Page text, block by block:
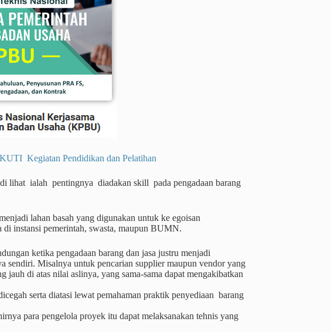
Kegiatan Pendidikan dan Pelatihan
lihat ialah pentingnya diadakan skill pada pengadaan barang
lahan basah yang digunakan untuk ke egoisan
di instansi pemerintah, swasta, maupun BUMN.
ketika pengadaan barang dan jasa justru menjadi
sendiri. Misalnya untuk pencarian supplier maupun vendor yang
di atas nilai aslinya, yang sama-sama dapat mengakibatkan
serta diatasi lewat pemahaman praktik penyediaan barang
para pengelola proyek itu dapat melaksanakan tehnis yang